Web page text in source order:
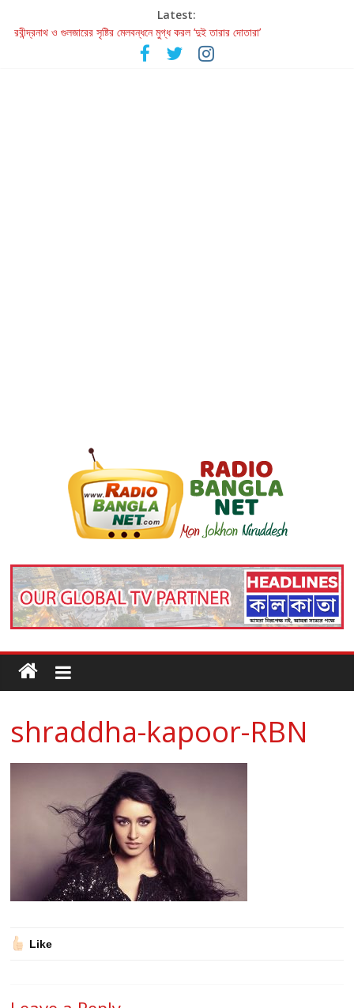
Latest:
রবীন্দ্রনাথ ও গুলজারের সৃষ্টির মেলবন্ধনে মুগ্ধ করল ‘দুই তারার দোতারা’
কলের গান থেকে রীলস্ — বাঙালির গান শোনার বিবর্তনের গল্প
জগন্নাথমঙ্গলম্ — বাংলায় প্রথমবার মঞ্চে এবার রথযাত্রার উদযাপন
shraddha-kapoor-RBN
Like